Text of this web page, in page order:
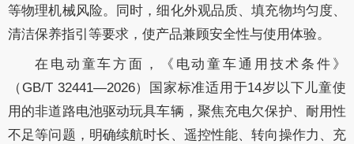
等物理机械风险。同时，细化外观品质、填充物均匀度、
清洁保养指引等要求，使产品兼顾安全性与使用体验。
在电动童车方面，《电动童车通用技术条件》
（GB/T 32441—2026）国家标准适用于14岁以下儿童使
用的非道路电池驱动玩具车辆，聚焦充电欠保护、耐用性
不足等问题，明确续航时长、遥控性能、转向操作力、充